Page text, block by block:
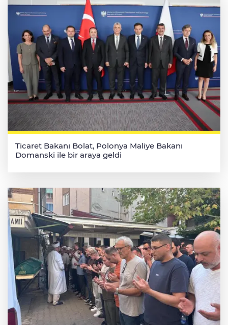
Ticaret Bakanı Bolat, Polonya Maliye Bakanı
Domanski ile bir araya geldi